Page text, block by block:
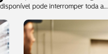
pode interromper toda a…